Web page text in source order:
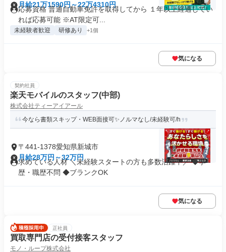
月給21万1590円～22万4310円
応募資格 普通自動車免許を取得してから １年以上経過してい
れば応募可能 ※AT限定可...
未経験者歓迎 研修あり +1個
気になる
契約社員
楽天モバイルのスタッフ(中部)
株式会社ティーアイアール
今なら書類スキップ・WEB面接可✨️ノルマなし/未経験可/h
〒441-1378愛知県新城市
月給28万円～32万円
求めている人材 ＼未経験スタートの方も多数活躍中／ ◆学
歴・職歴不問 ◆ブランクOK
気になる
正社員
買取専門店の受付接客スタッフ
モノ・ループ株式会社